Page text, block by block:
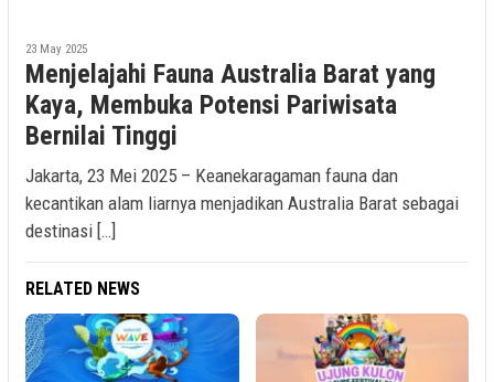
23 May 2025
Menjelajahi Fauna Australia Barat yang
Kaya, Membuka Potensi Pariwisata
Bernilai Tinggi
Jakarta, 23 Mei 2025 – Keanekaragaman fauna dan
kecantikan alam liarnya menjadikan Australia Barat sebagai
destinasi […]
RELATED NEWS